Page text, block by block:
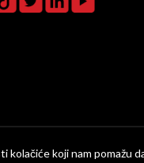
kolačiće koji nam pomažu